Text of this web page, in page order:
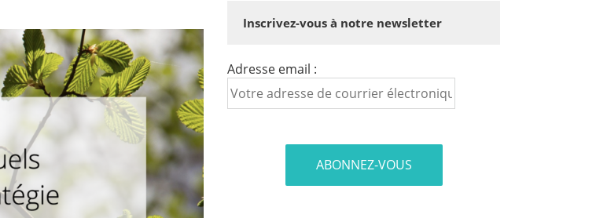
Inscrivez-vous à notre newsletter
Adresse email :